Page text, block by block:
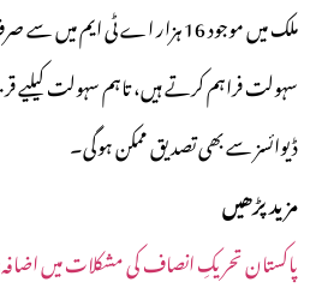
سہولت فراہم کرتے ہیں، تاہم سہولت کیلیے
ڈیوائسز سے بھی تصدیق ممکن ہوگی۔
مزید پڑھیں
پاکستان تحریکِ انصاف کی مشکلات میں اضافہ؛